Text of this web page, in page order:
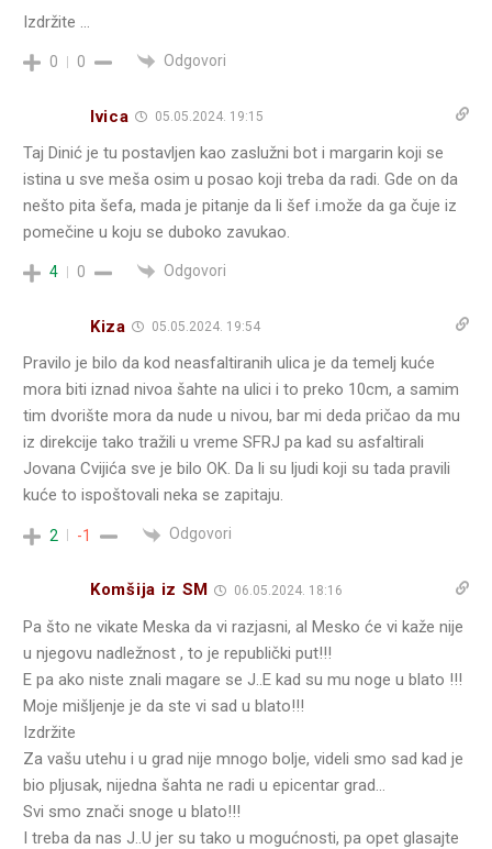
Izdržite …
0 0 Odgovori
Ivica 05.05.2024. 19:15
Taj Dinić je tu postavljen kao zaslužni bot i margarin koji se
istina u sve meša osim u posao koji treba da radi. Gde on da
nešto pita šefa, mada je pitanje da li šef i.može da ga čuje iz
pomečine u koju se duboko zavukao.
4 0 Odgovori
Kiza 05.05.2024. 19:54
Pravilo je bilo da kod neasfaltiranih ulica je da temelj kuće
mora biti iznad nivoa šahte na ulici i to preko 10cm, a samim
tim dvorište mora da nude u nivou, bar mi deda pričao da mu
iz direkcije tako tražili u vreme SFRJ pa kad su asfaltirali
Jovana Cvijića sve je bilo OK. Da li su ljudi koji su tada pravili
kuće to ispoštovali neka se zapitaju.
2 -1 Odgovori
Komšija iz SM 06.05.2024. 18:16
Pa što ne vikate Meska da vi razjasni, al Mesko će vi kaže nije
u njegovu nadležnost , to je republički put!!!
E pa ako niste znali magare se J..E kad su mu noge u blato !!!
Moje mišljenje je da ste vi sad u blato!!!
Izdržite
Za vašu utehu i u grad nije mnogo bolje, videli smo sad kad je
bio pljusak, nijedna šahta ne radi u epicentar grad…
Svi smo znači snoge u blato!!!
I treba da nas J..U jer su tako u mogućnosti, pa opet glasajte